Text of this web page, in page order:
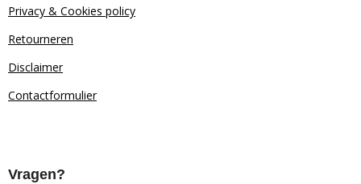
Privacy & Cookies policy
Retourneren
Disclaimer
Contactformulier
Vragen?